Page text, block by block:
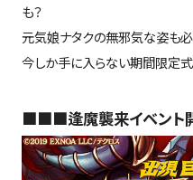
も？
元気娘ナタクの無邪気な姿も必
今しか手に入らない期間限定
■■■逢魔襲来イベン